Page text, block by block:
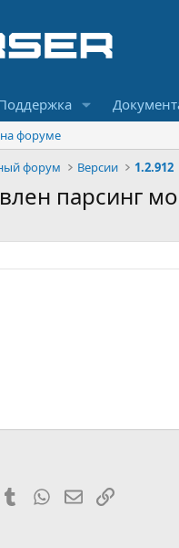
форуме
форум Версии 1.2.912
парсинг
TumblrWhatsAppЭлектронная
Ссылка